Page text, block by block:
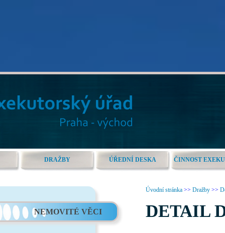
DRAŽBY ÚŘEDNÍ DESKA ČINNOST
NEMOVITÉ VĚCI
Úvodní stránka >> Dražby >>
DETAIL